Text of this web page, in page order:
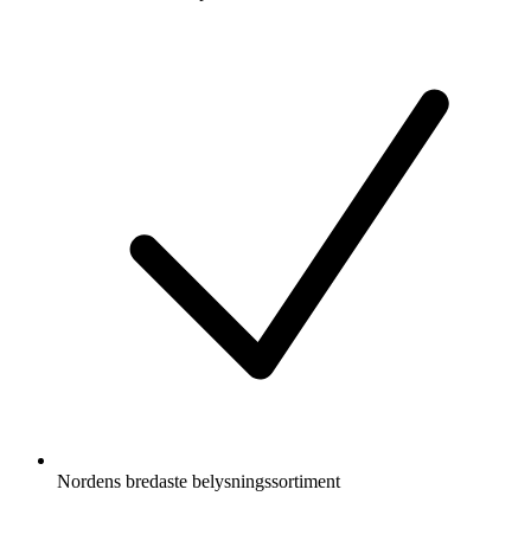
Nordens bredaste belysningssortiment